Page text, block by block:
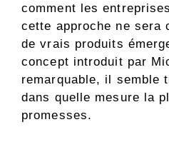
comment les
cette approche ne sera
de vrais produits
concept introduit par
remarquable, il semble
dans quelle mesure la
promesses.